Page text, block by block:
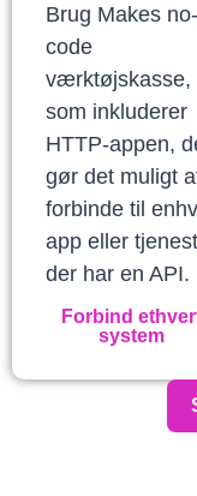
Brug Makes no-
code
værktøjskasse,
som inkluderer
HTTP-appen,
gør det muligt
forbinde til
app eller
der har en API.
Forbind
system